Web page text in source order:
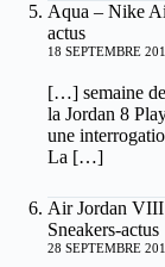
Aqua – Nike
actus
18 SEPTEMBRE
[…] semaine
la Jordan 8
une
La […]
Air Jordan
Sneakers-actus
28 SEPTEMBRE